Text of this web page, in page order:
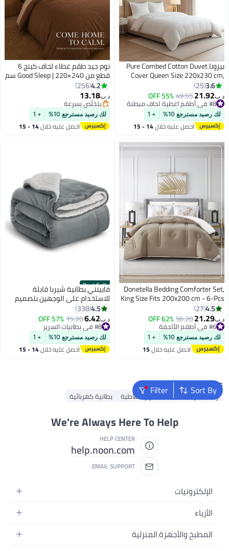
بيزونا Pure Combed Cotton Duvet
Cover Queen Size 220x230 cm,
White, 400 Thread Count Cool B
3.6
25
د.ب‏21.92
49.55
55% OFF
#8 في أطقم اغطية لحاف مبطنة
#8 في أطقم اغطية لحاف مبطنة
لك رصيد مسترجع 10% + 1
احصل عليه خلال 14 - 15
13
نوم جيد طقم غطاء لحاف كينج 6
قطع من Good Sleep | 220×240 سم
| بني بلونين قابل للعكس | غطاء
أكياس وسائد | فائق النعومة
ومقاوم للتجاعيد | صنع في دبي
4.2
256
د.ب‏13.18
#7 في أطقم اغطية لحاف مبطنة
بتخلّص بسرعة
#7 في أطقم اغطية لحاف مبطنة
لك رصيد مسترجع 10% + 1
احصل عليه خلال 14 - 15
6
Donetella Bedding Comforter Set,
King Size Fits 200x200 cm - 6-Pcs
Digital Print Quilted Bed Set,
Microfiber Fabric - 1 Comforter, 1
Fitted Sheet, 2 Pillow Shams, 2
Pillowcases
4.5
27
د.ب‏21.29
56.20
62% OFF
#6 في أطقم الألحفة
#6 في أطقم الألحفة
لك رصيد مسترجع 10% + 1
احصل عليه خلال15
Best Seller
13
فابينني بطانية شيربا قابلة
للاستخدام على الوجهين بتصميم
صوف الحملان مقاس كينج فلانيل
رمادي
4.5
338
د.ب‏6.42
15.20
57% OFF
#8 في بطانيات السرير
#8 في بطانيات السرير
لك رصيد مسترجع 10% + 1
احصل عليه خلال 14 - 15
Sort By
FilterPopular Searches
وسادة الرقبة ملاءة سرير مطاطية بطانية كهربائية
We're Always Here To Help
HELP CENTER
help.noon.com
EMAIL SUPPORT
الإلكترونيات
الجوالات
اللابتوبات
الأزياء
أزياء نسائية
المطبخ والأجهزة المنزلية